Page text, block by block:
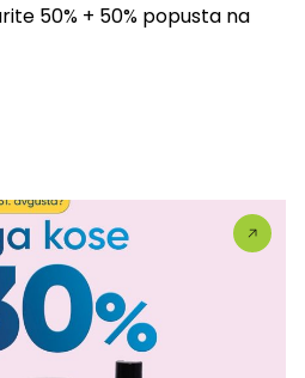
50% + 50% popusta na